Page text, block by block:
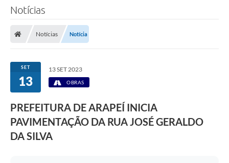
Legislação
Turismo
Editais
Planos
Notícias
Notícias Notícia
SET
13
13 SET 2023
OBRAS
PREFEITURA DE ARAPEÍ INICIA
PAVIMENTAÇÃO DA RUA JOSÉ GERALDO
DA SILVA